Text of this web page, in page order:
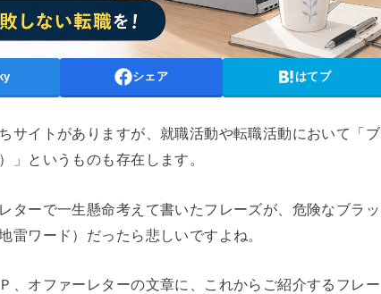
シェア はてブ
サイトがありますが、就職活動や転職活動において「ブ
」というものも存在します。
ターで一生懸命考えて書いたフレーズが、危険なブラッ
雷ワード）だったら悲しいですよね。
、オファーレターの文章に、これからご紹介するフレー